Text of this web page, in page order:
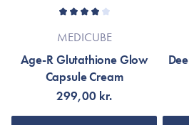
MEDICUBE
Age-R Glutathione Glow
Capsule Cream
299,00 kr.